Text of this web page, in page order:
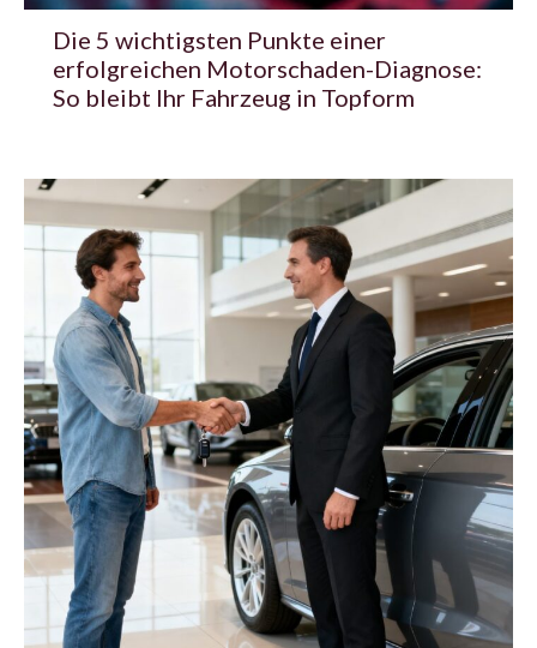
Die 5 wichtigsten Punkte einer
erfolgreichen Motorschaden-Diagnose:
So bleibt Ihr Fahrzeug in Topform